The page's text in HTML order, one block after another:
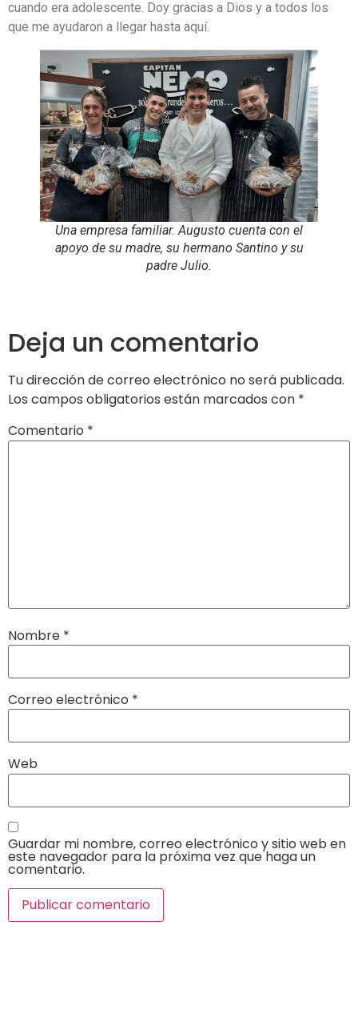
cuando era adolescente. Doy gracias a Dios y a todos los
que me ayudaron a llegar hasta aquí.
Una empresa familiar. Augusto cuenta con el
apoyo de su madre, su hermano Santino y su
padre Julio.
Deja un comentario
Tu dirección de correo electrónico no será publicada.
Los campos obligatorios están marcados con *
Comentario *
Nombre *
Correo electrónico *
Web
Guardar mi nombre, correo electrónico y sitio web en
este navegador para la próxima vez que haga un
comentario.